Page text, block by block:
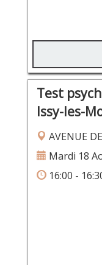
Test
Issy-les-
AVENUE
Mardi 18
16:00 -